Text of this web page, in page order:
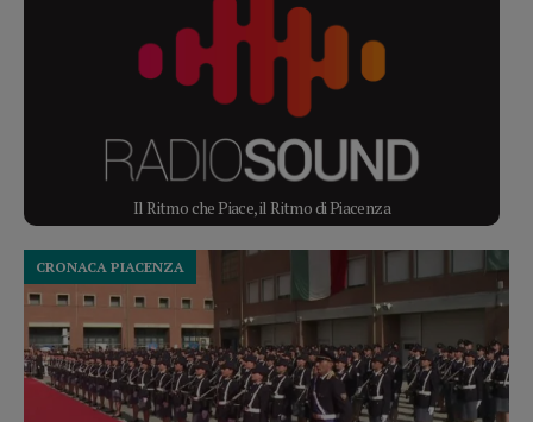
Il Ritmo che Piace, il Ritmo di Piacenza
CRONACA PIACENZA